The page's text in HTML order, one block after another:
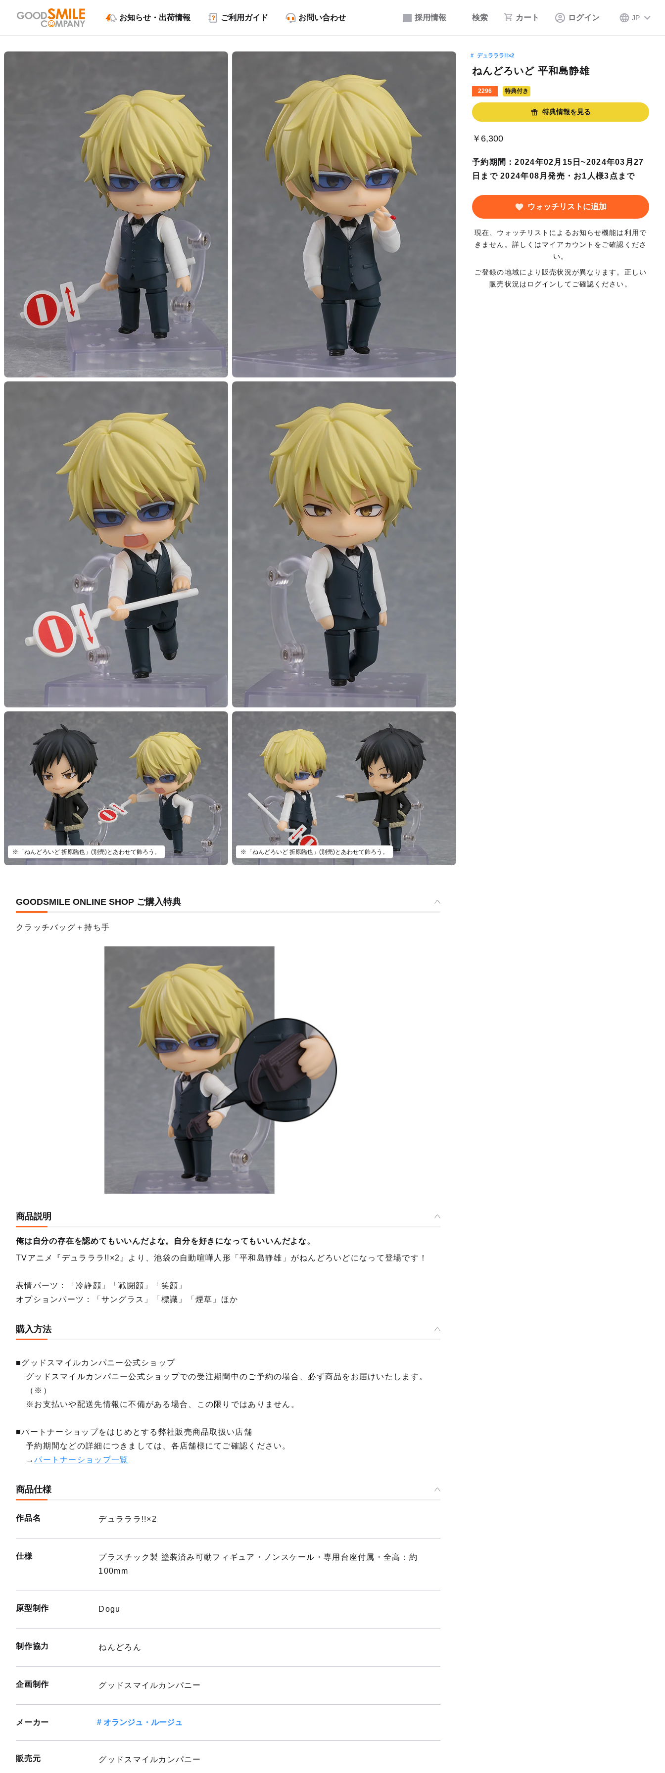
採用情報 検索 カート ログイン JP
お知らせ・出荷情報 ご利用ガイド お問い合わせ
※「ねんどろいど 折原臨也」(別売)とあわせて飾ろう。 ※「ねんどろいど 折原臨也」(別売)とあわせて飾ろう。
デュラララ!!×2
ねんどろいど 平和島静雄
2296 特典付き
特典情報を見る
￥6,300
予約期間：2024年02月15日~2024年03月27
日まで 2024年08月発売・お1人様3点まで
ウォッチリストに追加
現在、ウォッチリストによるお知らせ機能は利用で
きません。詳しくはマイアカウントをご確認くださ
い。
ご登録の地域により販売状況が異なります。正しい
販売状況はログインしてご確認ください。
GOODSMILE ONLINE SHOP ご購入特典
クラッチバッグ＋持ち手
商品説明
俺は自分の存在を認めてもいいんだよな。自分を好きになってもいいんだよな。
TVアニメ『デュラララ!!×2』より、池袋の自動喧嘩人形「平和島静雄」がねんどろいどになって登場です！
表情パーツ：「冷静顔」「戦闘顔」「笑顔」
オプションパーツ：「サングラス」「標識」「煙草」ほか
購入方法
■グッドスマイルカンパニー公式ショップ
グッドスマイルカンパニー公式ショップでの受注期間中のご予約の場合、必ず商品をお届けいたします。
（※）
※お支払いや配送先情報に不備がある場合、この限りではありません。
■パートナーショップをはじめとする弊社販売商品取扱い店舗
予約期間などの詳細につきましては、各店舗様にてご確認ください。
→パートナーショップ一覧
商品仕様
作品名 デュラララ!!×2
仕様
プラスチック製 塗装済み可動フィギュア・ノンスケール・専用台座付属・全高：約
100mm
原型制作 Dogu
制作協力 ねんどろん
企画制作 グッドスマイルカンパニー
メーカー オランジュ・ルージュ
販売元 グッドスマイルカンパニー